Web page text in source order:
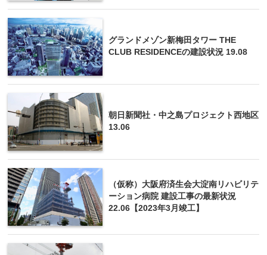
グランドメゾン新梅田タワー THE
CLUB RESIDENCEの建設状況 19.08
朝日新聞社・中之島プロジェクト西地区
13.06
（仮称）大阪府済生会大淀南リハビリテ
ーション病院 建設工事の最新状況
22.06【2023年3月竣工】